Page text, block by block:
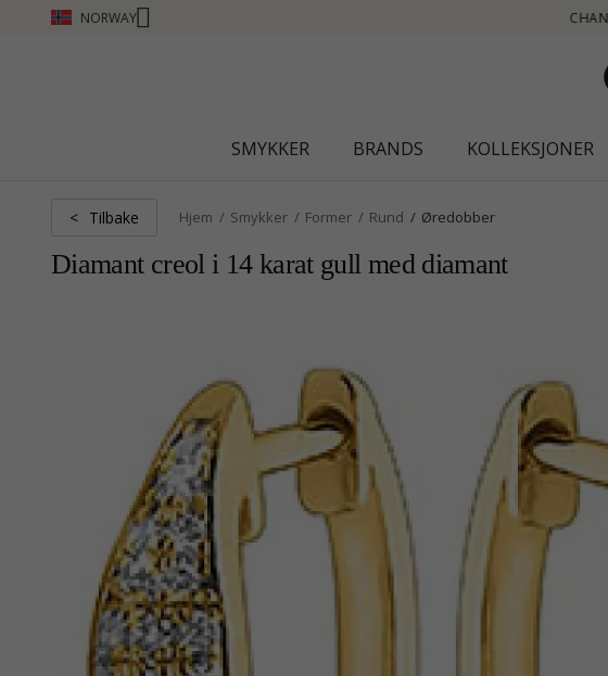
NORWAY
SMYKKER BRANDS KOLLEKSJONER
< Tilbake Hjem Smykker Former Rund Øredobber
Diamant creol i 14 karat gull med diamant